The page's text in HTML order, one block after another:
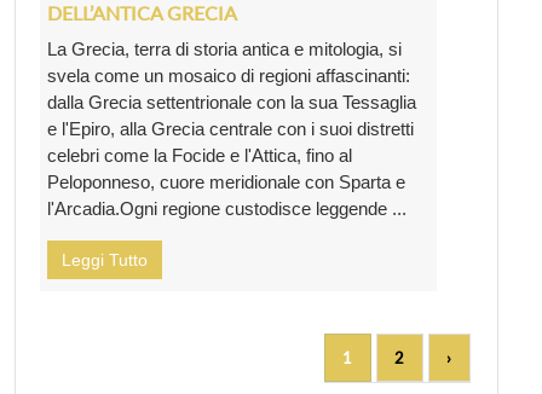
DELL’ANTICA GRECIA
La Grecia, terra di storia antica e mitologia, si
svela come un mosaico di regioni affascinanti:
dalla Grecia settentrionale con la sua Tessaglia
e l'Epiro, alla Grecia centrale con i suoi distretti
celebri come la Focide e l'Attica, fino al
Peloponneso, cuore meridionale con Sparta e
l'Arcadia.Ogni regione custodisce leggende ...
Leggi Tutto
1 2 ›